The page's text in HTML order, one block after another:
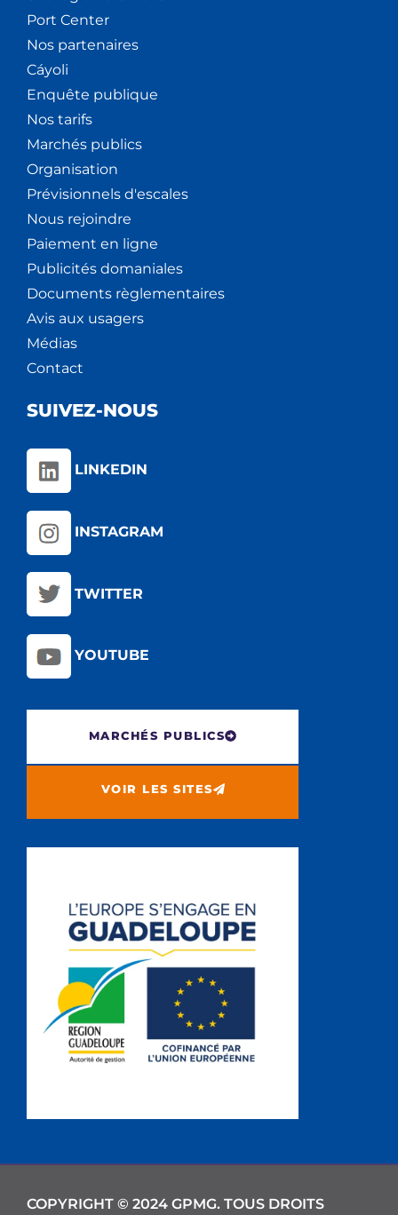
Port Center
Nos partenaires
Cáyoli
Enquête publique
Nos tarifs
Marchés publics
Organisation
Prévisionnels d'escales
Nous rejoindre
Paiement en ligne
Publicités domaniales
Documents règlementaires
Avis aux usagers
Médias
Contact
SUIVEZ-NOUS
LINKEDIN
INSTAGRAM
TWITTER
YOUTUBE
MARCHÉS PUBLICS
VOIR LES SITES
COPYRIGHT © 2024 GPMG. TOUS DROITS